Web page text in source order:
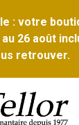
: votre
26 août
retrouver.